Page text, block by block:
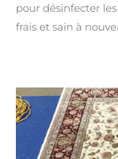
pour désinfecter
frais et sain à